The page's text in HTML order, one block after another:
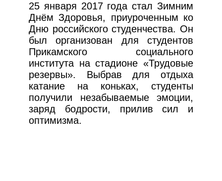
25 января 2017 года стал Зимним
Днём Здоровья, приуроченным ко
Дню российского студенчества. Он
был организован для студентов
Прикамского социального
института на стадионе «Трудовые
резервы». Выбрав для отдыха
катание на коньках, студенты
получили незабываемые эмоции,
заряд бодрости, прилив сил и
оптимизма.